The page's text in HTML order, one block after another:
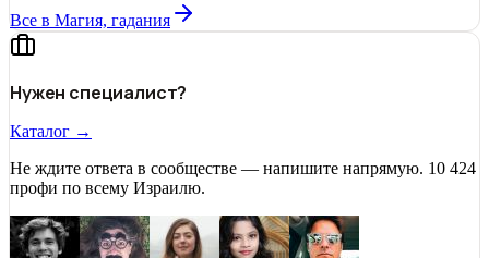
Все в Магия, гадания
Нужен специалист?
Каталог →
Не ждите ответа в сообществе — напишите напрямую. 10 424
профи по всему Израилю.